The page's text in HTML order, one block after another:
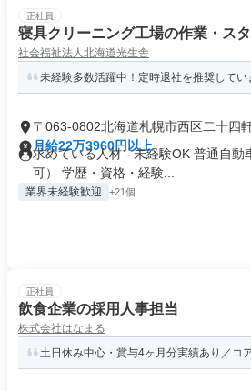
正社員
寝具クリーニング工場の作業・ス
社会福祉法人北海道光生舎
未経験多数活躍中！定時退社を推奨してい
〒063-0802北海道札幌市西区二十四
月給22万3960円以上
求めている人材 - 未経験OK 普通自動
可） 学歴・資格・経験...
業界未経験歓迎 +21個
正社員
飲食企業の採用人事担当
株式会社はなまる
土日休み中心・賞与4ヶ月分実績あり／コ